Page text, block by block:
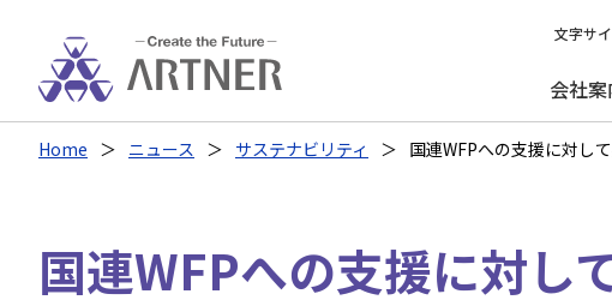
文字サ
会社案
Home ニュース サステナビリティ 国連WFPへの支援に対し
国連WFPへの支援に対し